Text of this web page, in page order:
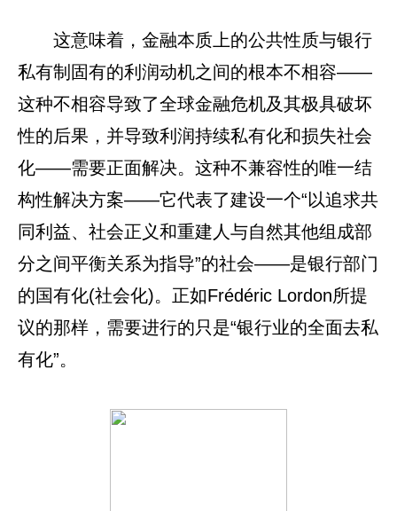
这意味着，金融本质上的公共性质与银行
私有制固有的利润动机之间的根本不相容——
这种不相容导致了全球金融危机及其极具破坏
性的后果，并导致利润持续私有化和损失社会
化——需要正面解决。这种不兼容性的唯一结
构性解决方案——它代表了建设一个“以追求共
同利益、社会正义和重建人与自然其他组成部
分之间平衡关系为指导”的社会——是银行部门
的国有化(社会化)。正如Frédéric Lordon所提
议的那样，需要进行的只是“银行业的全面去私
有化”。